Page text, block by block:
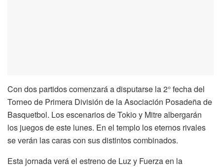
Con dos partidos comenzará a disputarse la 2° fecha del
Torneo de Primera División de la Asociación Posadeña de
Basquetbol. Los escenarios de Tokio y Mitre albergarán
los juegos de este lunes. En el templo los eternos rivales
se verán las caras con sus distintos combinados.
Esta jornada verá el estreno de Luz y Fuerza en la